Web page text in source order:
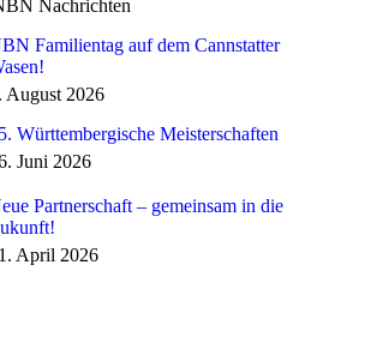
Nachrichten
Familientag auf dem Cannstatter
August 2026
Württembergische Meisterschaften
Juni 2026
Partnerschaft – gemeinsam in die
April 2026